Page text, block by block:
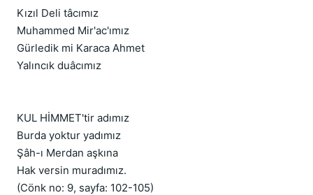
Kızıl Deli tâcımız
Muhammed Mir'ac'ımız
Gürledik mi Karaca Ahmet
Yalıncık duâcımız
KUL HİMMET'tir adımız
Burda yoktur yadımız
Şâh-ı Merdan aşkına
Hak versin muradımız.
(Cönk no: 9, sayfa: 102-105)